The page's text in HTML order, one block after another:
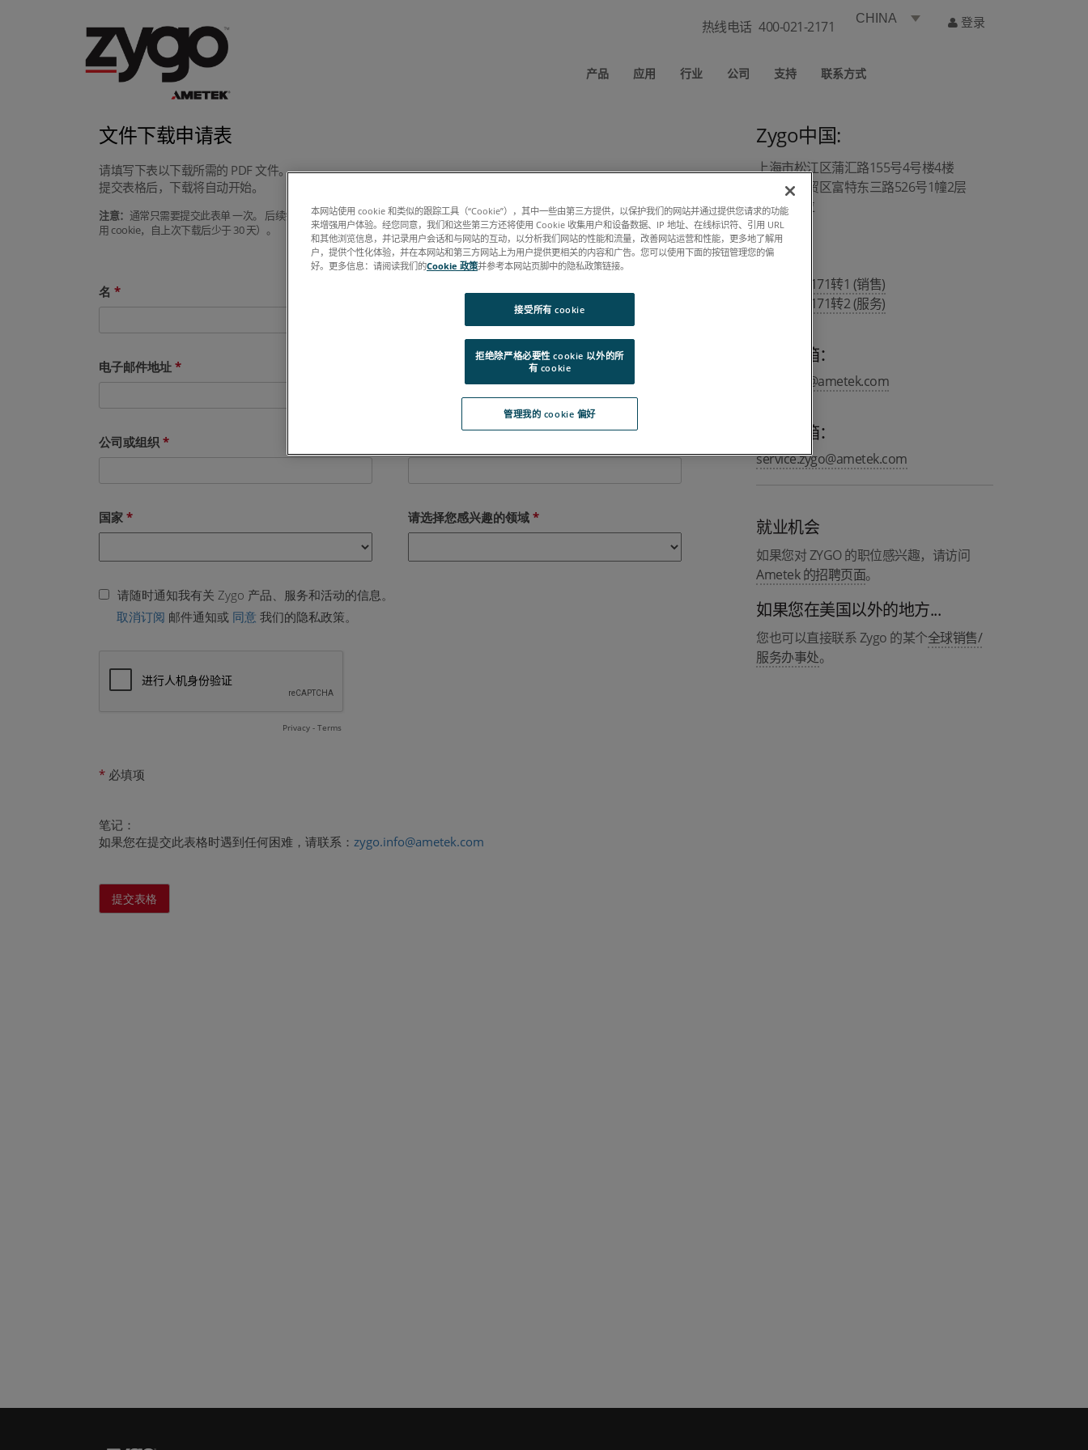
热线电话 400-021-2171 CHINA 登录
产品 应用 行业 公司 支持 联系方式
Zygo中国:
上海市松江区蒲汇路155号4号楼4楼
上海市自贸区富特东三路526号1幢2层
A1/A4部位
热线 :
400 021 2171转1 (销售)
400 021 2171转2 (服务)
销售邮箱：
info.zygo@ametek.com
服务邮箱：
service.zygo@ametek.com
就业机会
如果您对 ZYGO 的职位感兴趣，请访问
Ametek 的招聘页面。
如果您在美国以外的地方...
您也可以直接联系 Zygo 的某个全球销售/
服务办事处。
文件下载申请表
请填写下表以下载所需的 PDF 文件。
提交表格后，下载将自动开始。
注意： 通常只需要提交此表单 一次。 后续尝试下载手册或规范 PDF 时应绕过此表单（要求：相同的浏览器、相同的计算机、允许使
用 cookie，自上次下载后少于 30 天）。
本网站使用 cookie 和类似的跟踪工具（“Cookie”），其中一些由第三方提供，以保护我们的网站并通过提供您请求的功能
来增强用户体验。经您同意，我们和这些第三方还将使用 Cookie 收集用户和设备数据、IP 地址、在线标识符、引用 URL
和其他浏览信息，并记录用户会话和与网站的互动，以分析我们网站的性能和流量，改善网站运营和性能，更多地了解用
户，提供个性化体验，并在本网站和第三方网站上为用户提供更相关的内容和广告。您可以使用下面的按钮管理您的偏
好。更多信息：请阅读我们的Cookie 政策并参考本网站页脚中的隐私政策链接。
管理我的 cookie 偏好
拒绝除严格必要性 cookie 以外的所
有 cookie
接受所有 cookie